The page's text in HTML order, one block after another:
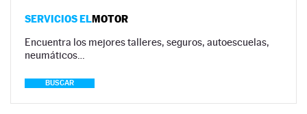
SERVICIOS ELMOTOR
Encuentra los mejores talleres, seguros, autoescuelas,
neumáticos…
BUSCAR